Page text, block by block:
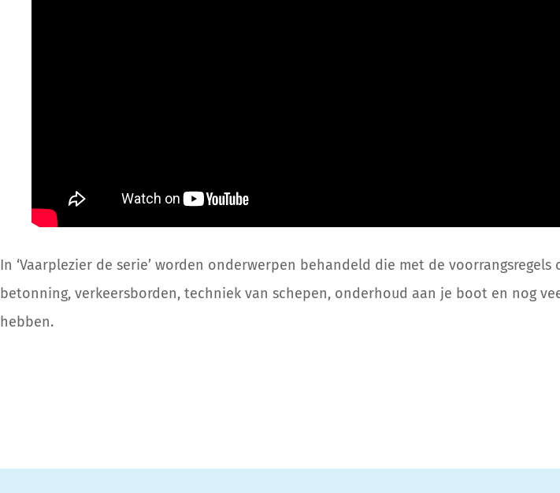
In ‘Vaarplezier de serie’ worden onderwerpen behandeld die met de voorrangsregels
betonning, verkeersborden, techniek van schepen, onderhoud aan je boot en nog
hebben.